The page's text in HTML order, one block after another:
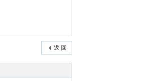
返 回